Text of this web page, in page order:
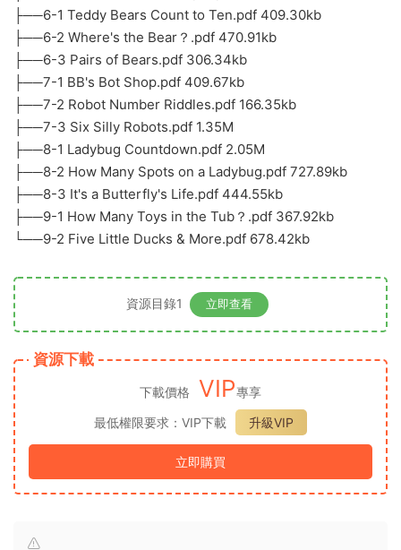
├──6-1 Teddy Bears Count to Ten.pdf 409.30kb
├──6-2 Where's the Bear？.pdf 470.91kb
├──6-3 Pairs of Bears.pdf 306.34kb
├──7-1 BB's Bot Shop.pdf 409.67kb
├──7-2 Robot Number Riddles.pdf 166.35kb
├──7-3 Six Silly Robots.pdf 1.35M
├──8-1 Ladybug Countdown.pdf 2.05M
├──8-2 How Many Spots on a Ladybug.pdf 727.89kb
├──8-3 It's a Butterfly's Life.pdf 444.55kb
├──9-1 How Many Toys in the Tub？.pdf 367.92kb
└──9-2 Five Little Ducks & More.pdf 678.42kb
資源目錄1 立即查看
資源下載
下載價格 VIP專享
最低權限要求：VIP下載
升級VIP
立即購買